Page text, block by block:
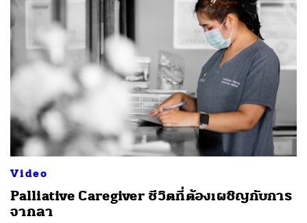
Video
Palliative Caregiver ชีวิตที่ต้องเผชิญกับการ
จากลา